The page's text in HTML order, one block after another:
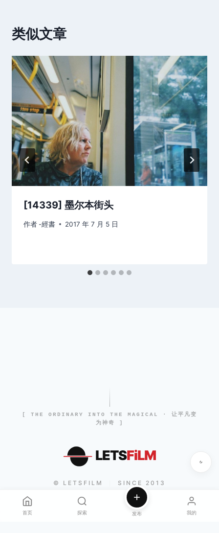
类似文章
[14339] 墨尔本街头
作者 -經書 2017 年 7 月 5 日
[ THE ORDINARY INTO THE MAGICAL · 让平凡变
为神奇 ]
LETSFiLM
© LETSFILM SINCE 2013
首页 探索 发布 我的